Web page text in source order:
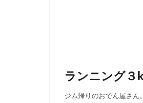
ランニング３
ジム帰りのおでん屋さん